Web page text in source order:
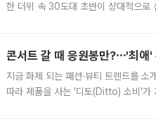
한 더위 속 30도대 초반이 상대적으로
콘서트 갈 때 응원봉만?⋯'최애
지금 화제 되는 패션·뷰티 트렌드를
따라 제품을 사는 '디토(Ditto) 소비'가